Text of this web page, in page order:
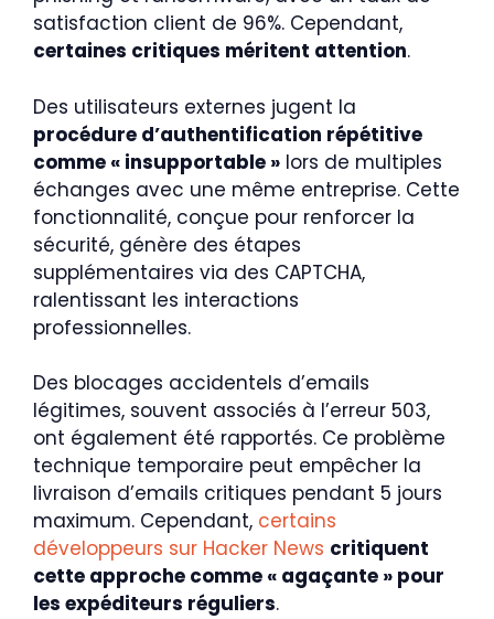
satisfaction client de 96%. Cependant,
certaines critiques méritent attention.
Des utilisateurs externes jugent la
procédure d’authentification répétitive
comme « insupportable » lors de multiples
échanges avec une même entreprise. Cette
fonctionnalité, conçue pour renforcer la
sécurité, génère des étapes
supplémentaires via des CAPTCHA,
ralentissant les interactions
professionnelles.
Des blocages accidentels d’emails
légitimes, souvent associés à l’erreur 503,
ont également été rapportés. Ce problème
technique temporaire peut empêcher la
livraison d’emails critiques pendant 5 jours
maximum. Cependant, certains
développeurs sur Hacker News critiquent
cette approche comme « agaçante » pour
les expéditeurs réguliers.